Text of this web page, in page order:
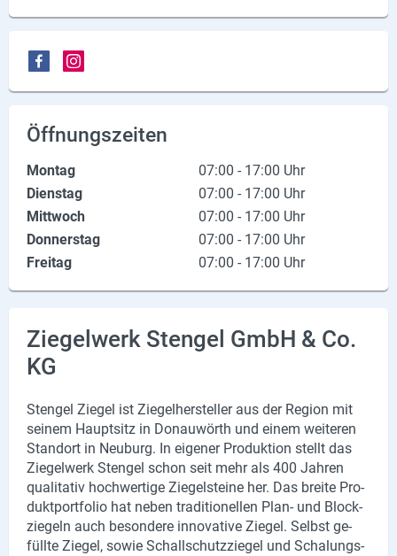
Öffnungszeiten
Montag
07:00 - 17:00 Uhr
Dienstag
07:00 - 17:00 Uhr
Mittwoch
07:00 - 17:00 Uhr
Donnerstag
07:00 - 17:00 Uhr
Freitag
07:00 - 17:00 Uhr
Ziegelwerk Stengel GmbH & Co.
KG
Sten­gel Zie­gel ist Zie­gel­her­stel­ler aus der Re­gi­on mit
sei­nem Haupt­sitz in Do­nau­wörth und einem wei­te­ren
Stand­ort in Neu­burg. In ei­ge­ner Pro­duk­ti­on stellt das
Zie­gel­werk Sten­gel schon seit mehr als 400 Jah­ren
qua­li­ta­tiv hoch­wer­ti­ge Zie­gel­stei­ne her. Das brei­te Pro­
dukt­port­fo­lio hat neben tra­di­tio­nel­len Plan- und Block­
zie­geln auch be­son­de­re in­no­va­ti­ve Zie­gel. Selbst ge­
füll­te Zie­gel, sowie Schall­schutz­zie­gel und Scha­lungs­
AGB
Impressum
Facebook
X
Instagram